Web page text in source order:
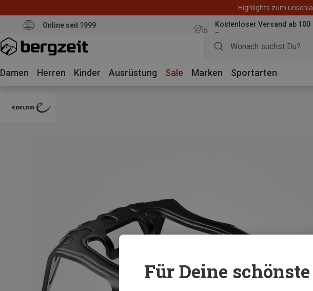
Highlights zum
Online seit 1999
Kostenloser Versand ab 100
Euro
Damen Herren Kinder Ausrüstung Sale Marken Sportarten
Für Deine